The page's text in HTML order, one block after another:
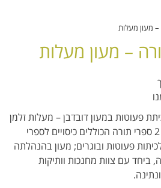
מעון מעלות
– מעון מעלות
פעוטות במעון דובדבן – מעלות זלמן
שז"ר – זכיתי לקיים הכנסת 2 ספרי תורה הכוללים כיסויים לספרי
לכיתות פעוטות ובוגרים; מעון בהנהלתה
עם צוות מחנכות וותיקות